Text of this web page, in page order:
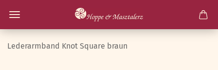
Lederarmband Knot Square braun